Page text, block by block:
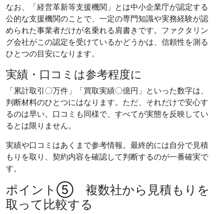
なお、「経営革新等支援機関」とは中小企業庁が認定する
公的な支援機関のことで、一定の専門知識や実務経験が認
められた事業者だけが名乗れる肩書きです。ファクタリン
グ会社がこの認定を受けているかどうかは、信頼性を測る
ひとつの目安になります。
実績・口コミは参考程度に
「累計取引〇万件」「買取実績〇億円」といった数字は、
判断材料のひとつにはなります。ただ、それだけで安心す
るのは早い。口コミも同様で、すべてが実態を反映してい
るとは限りません。
実績や口コミはあくまで参考情報。最終的には自分で見積
もりを取り、契約内容を確認して判断するのが一番確実で
す。
ポイント⑤ 複数社から見積もりを
取って比較する